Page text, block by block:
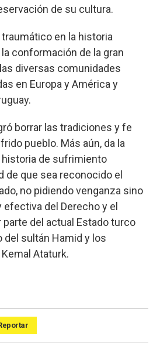
de su cultura.
en la historia
conformación de la gran
diversas comunidades
en Europa y América y
borrar las tradiciones y fe
pueblo. Más aún, da la
de sufrimiento
de que sea reconocido el
no pidiendo venganza sino
efectiva del Derecho y el
del actual Estado turco
sultán Hamid y los
Ataturk.